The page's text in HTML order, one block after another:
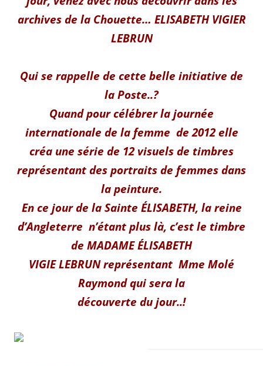
archives de la Chouette… ELISABETH VIGIER
LEBRUN
Qui se rappelle de cette belle initiative de
la Poste..?
Quand pour célébrer la journée
internationale de la femme de 2012 elle
créa une série de 12 visuels de timbres
représentant des portraits de femmes dans
la peinture.
En ce jour de la Sainte ÉLISABETH, la reine
d’Angleterre n’étant plus là, c’est le timbre
de MADAME ÉLISABETH
VIGIE LEBRUN représentant Mme Molé
Raymond qui sera la
découverte du jour..!